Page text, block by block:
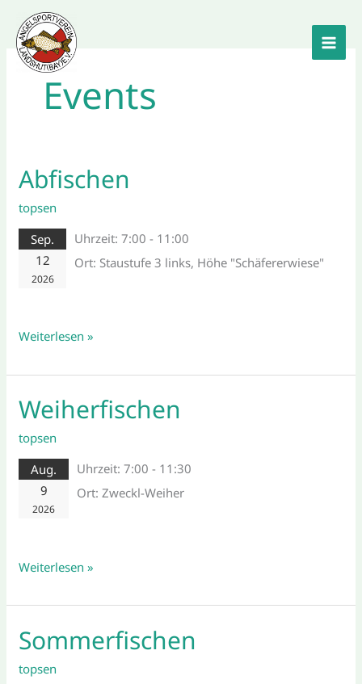
Inhalt
springen
Events
Abfischen
topsen
Sep.
12
2026
Uhrzeit:7:00 - 11:00
Ort: Staustufe 3 links, Höhe "Schäfererwiese"
Abfischen
Weiterlesen »
Weiherfischen
topsen
Aug.
9
2026
Uhrzeit:7:00 - 11:30
Ort:Zweckl-Weiher
Weiherfischen
Weiterlesen »
Sommerfischen
topsen
Sommerfischen